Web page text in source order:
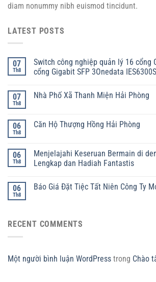
diam nonummy nibh euismod tincidunt.
LATEST POSTS
07
Th8
Switch công nghiệp quản lý 16 cổng
cổng Gigabit SFP 3Onedata
07
Th8
Nhà Phố Xã Thanh Miện Hải Phòng
06
Th8
Căn Hộ Thượng Hồng Hải Phòng
06
Th8
Menjelajahi Keseruan Bermain di
Lengkap dan Hadiah Fantastis
06
Th8
Báo Giá Đặt Tiệc Tất Niên Công Ty
RECENT COMMENTS
Một người bình luận WordPress trong Chào